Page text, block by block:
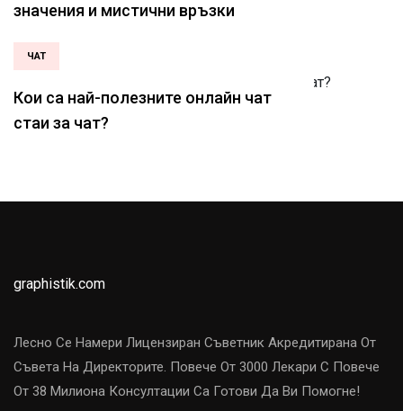
значения и мистични връзки
ЧАТ
Кои са най-полезните онлайн чат
стаи за чат?
graphistik.com
Лесно Се Намери Лицензиран Съветник Акредитирана От
Съвета На Директорите. Повече От 3000 Лекари С Повече
От 38 Милиона Консултации Са Готови Да Ви Помогне!